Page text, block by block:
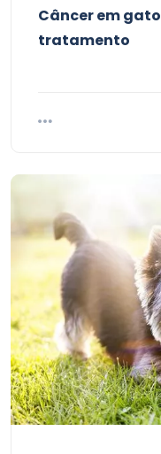
Câncer em
tratamento